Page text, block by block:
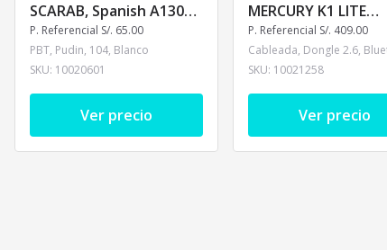
SCARAB, Spanish A130W-
SP WHITE
P. Referencial S/. 65.00
PBT, Pudin, 104, Blanco
SKU: 10020601
Ver precio
MERCURY K1 LITE
Inalámbrico Ingles
AURORA MIST
P. Referencial S/. 409.00
SKU: 10021258
Ver precio